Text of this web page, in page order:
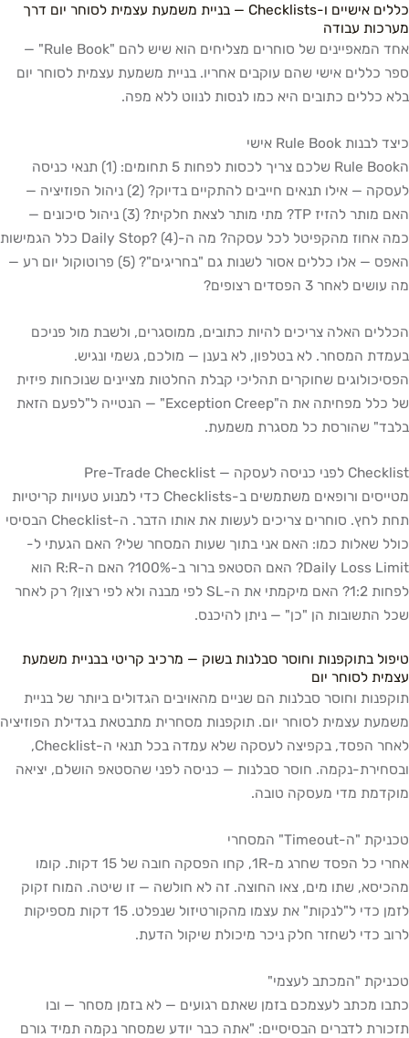
כללים אישיים ו-Checklists — בניית משמעת עצמית לסוחר יום דרך
מערכות עבודה
אחד המאפיינים של סוחרים מצליחים הוא שיש להם "Rule Book" —
ספר כללים אישי שהם עוקבים אחריו. בניית משמעת עצמית לסוחר יום
בלא כללים כתובים היא כמו לנסות לנווט ללא מפה.
כיצד לבנות Rule Book אישי
הRule Book שלכם צריך לכסות לפחות 5 תחומים: (1) תנאי כניסה
לעסקה — אילו תנאים חייבים להתקיים בדיוק? (2) ניהול הפוזיציה —
האם מותר להזיז TP? מתי מותר לצאת חלקית? (3) ניהול סיכונים —
כמה אחוז מהקפיטל לכל עסקה? מה ה-Daily Stop? (4) כלל הגמישות
האפס — אלו כללים אסור לשנות גם "בחריגים"? (5) פרוטוקול יום רע —
מה עושים לאחר 3 הפסדים רצופים?
הכללים האלה צריכים להיות כתובים, ממוסגרים, ולשבת מול פניכם
בעמדת המסחר. לא בטלפון, לא בענן — מולכם, גשמי ונגיש.
הפסיכולוגים שחוקרים תהליכי קבלת החלטות מציינים שנוכחות פיזית
של כלל מפחיתה את ה"Exception Creep" — הנטייה ל"לפעם הזאת
בלבד" שהורסת כל מסגרת משמעת.
Checklist לפני כניסה לעסקה — Pre-Trade Checklist
מטייסים ורופאים משתמשים ב-Checklists כדי למנוע טעויות קריטיות
תחת לחץ. סוחרים צריכים לעשות את אותו הדבר. ה-Checklist הבסיסי
כולל שאלות כמו: האם אני בתוך שעות המסחר שלי? האם הגעתי ל-
Daily Loss Limit? האם הסטאפ ברור ב-100%? האם ה-R:R הוא
לפחות 1:2? האם מיקמתי את ה-SL לפי מבנה ולא לפי רצון? רק לאחר
שכל התשובות הן "כן" — ניתן להיכנס.
טיפול בתוקפנות וחוסר סבלנות בשוק — מרכיב קריטי בבניית משמעת
עצמית לסוחר יום
תוקפנות וחוסר סבלנות הם שניים מהאויבים הגדולים ביותר של בניית
משמעת עצמית לסוחר יום. תוקפנות מסחרית מתבטאת בגדילת הפוזיציה
לאחר הפסד, בקפיצה לעסקה שלא עמדה בכל תנאי ה-Checklist,
ובסחירת-נקמה. חוסר סבלנות — כניסה לפני שהסטאפ הושלם, יציאה
מוקדמת מדי מעסקה טובה.
טכניקת "ה-Timeout" המסחרי
אחרי כל הפסד שחרג מ-1R, קחו הפסקה חובה של 15 דקות. קומו
מהכיסא, שתו מים, צאו החוצה. זה לא חולשה — זו שיטה. המוח זקוק
לזמן כדי ל"לנקות" את עצמו מהקורטיזול שנפלט. 15 דקות מספיקות
לרוב כדי לשחזר חלק ניכר מיכולת שיקול הדעת.
טכניקת "המכתב לעצמי"
כתבו מכתב לעצמכם בזמן שאתם רגועים — לא בזמן מסחר — ובו
תזכורת לדברים הבסיסיים: "אתה כבר יודע שמסחר נקמה תמיד גורם